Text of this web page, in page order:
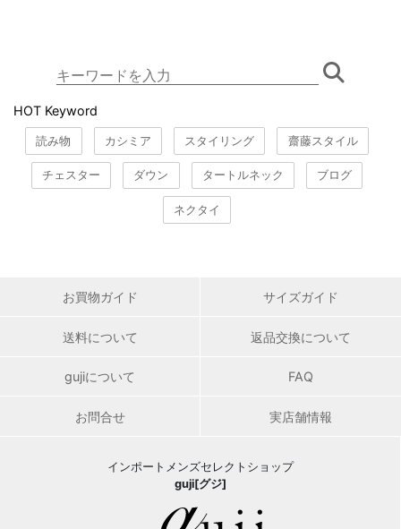
HOT Keyword
読み物 カシミア スタイリング 齋藤スタイル
チェスター ダウン タートルネック ブログ
ネクタイ
お買物ガイド サイズガイド
送料について 返品交換について
gujiについて FAQ
お問合せ 実店舗情報
インポートメンズセレクトショップ
guji[グジ]